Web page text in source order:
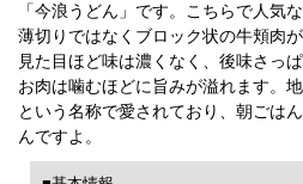
「今浪うどん」です。こちらで人気
薄切りではなくブロック状の牛頬肉
見た目ほど味は濃くなく、後味さっ
お肉は噛むほどに旨みが溢れます。
という名称で愛されており、朝ごは
んですよ。